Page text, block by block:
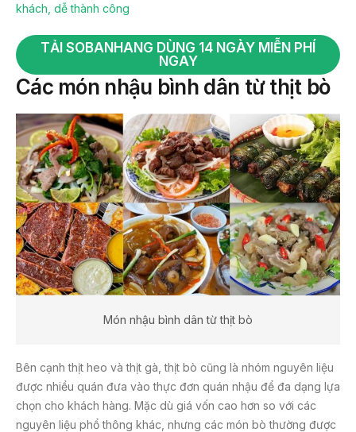
khách, dễ thành công
TẢI SOBANHANG DÙNG 14 NGÀY MIỄN PHÍ
NGAY
Các món nhậu bình dân từ thịt bò
Món nhậu bình dân từ thịt bò
Bên cạnh thịt heo và thịt gà, thịt bò cũng là nhóm nguyên liệu
được nhiều quán đưa vào thực đơn quán nhậu để đa dạng lựa
chọn cho khách hàng. Mặc dù giá vốn cao hơn so với các
nguyên liệu phổ thông khác, nhưng các món bò thường được